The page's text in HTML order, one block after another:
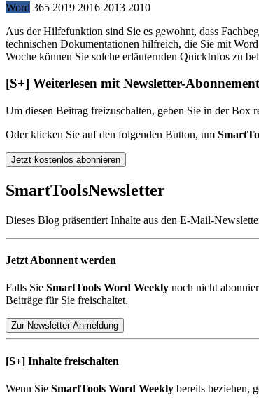
Word 365 2019 2016 2013 2010
Aus der Hilfefunktion sind Sie es gewohnt, dass
technischen Dokumentationen hilfreich, die Sie mit
Woche können Sie solche erläuternden QuickInfos zu
[S+] Weiterlesen mit Newsletter-Abonnement
Um diesen Beitrag freizuschalten, geben Sie in der Box
Oder klicken Sie auf den folgenden Button, um
Jetzt kostenlos abonnieren
SmartToolsNewsletter
Dieses Blog präsentiert Inhalte aus den E-Mail-
Jetzt Abonnent werden
Falls Sie SmartTools Word Weekly noch nicht
Beiträge für Sie freischaltet.
Zur Newsletter-Anmeldung
[S+] Inhalte freischalten
Wenn Sie SmartTools Word Weekly bereits beziehen,